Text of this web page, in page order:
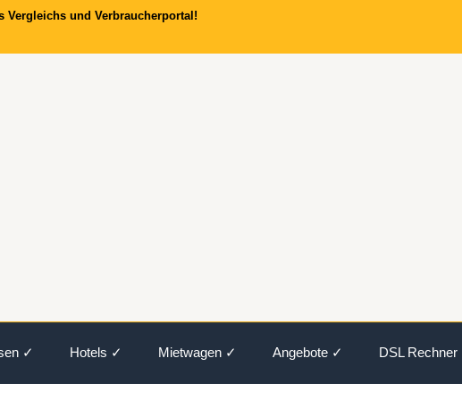
Vergleichs und Verbraucherportal!
✓ Hotels ✓ Mietwagen ✓ Angebote ✓ DSL Rechner